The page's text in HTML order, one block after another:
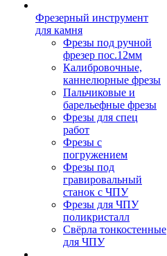
Фрезерный инструмент
для камня
Фрезы под ручной
фрезер пос.12мм
Калибровочные,
каннелюрные фрезы
Пальчиковые и
барельефные фрезы
Фрезы для спец
работ
Фрезы с
погружением
Фрезы под
гравировальный
станок с ЧПУ
Фрезы для ЧПУ
поликристалл
Свёрла тонкостенные
для ЧПУ